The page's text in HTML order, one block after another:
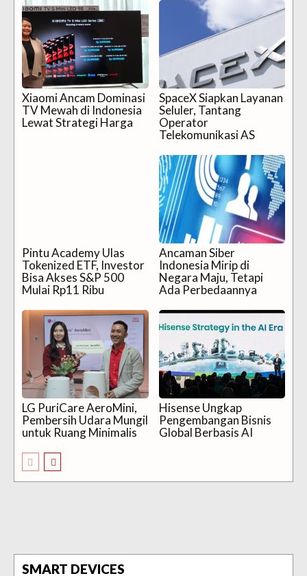
Xiaomi Ancam Dominasi
TV Mewah di Indonesia
Lewat Strategi Harga
SpaceX Siapkan Layanan
Seluler, Tantang
Operator
Telekomunikasi AS
Pintu Academy Ulas
Tokenized ETF, Investor
Bisa Akses S&P 500
Mulai Rp11 Ribu
Ancaman Siber
Indonesia Mirip di
Negara Maju, Tetapi
Ada Perbedaannya
LG PuriCare AeroMini,
Pembersih Udara Mungil
untuk Ruang Minimalis
Hisense Ungkap
Pengembangan Bisnis
Global Berbasis AI
SMART DEVICES